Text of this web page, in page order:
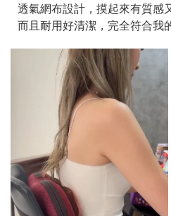
透氣網布設計，摸起來有質感
而且耐用好清潔，完全符合我